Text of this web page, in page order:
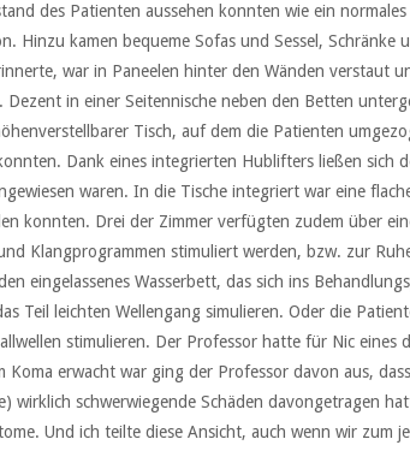
des Patienten aussehen konnten wie ein
Hinzu kamen bequeme Sofas und Sessel, Schränke
war in Paneelen hinter den Wänden verstaut
Dezent in einer Seitennische neben den Betten
Tisch, auf dem die Patienten
Dank eines integrierten Hublifters ließen sich
waren. In die Tische integriert war eine
konnten. Drei der Zimmer verfügten zudem über
Klangprogrammen stimuliert werden, bzw. zur
eingelassenes Wasserbett, das sich ins
Teil leichten Wellengang simulieren. Oder die
stimulieren. Der Professor hatte für Nic eines
Koma erwacht war ging der Professor davon aus,
wirklich schwerwiegende Schäden davongetragen
Und ich teilte diese Ansicht, auch wenn wir zum